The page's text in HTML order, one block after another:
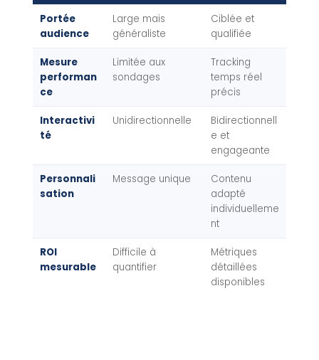
Portée
audience
Large mais
généraliste
Ciblée et
qualifiée
Mesure
performan
ce
Limitée aux
sondages
Tracking
temps réel
précis
Interactivi
té
Unidirectionnelle
Bidirectionnell
e et
engageante
Personnali
sation
Message unique
Contenu
adapté
individuelleme
nt
ROI
mesurable
Difficile à
quantifier
Métriques
détaillées
disponibles